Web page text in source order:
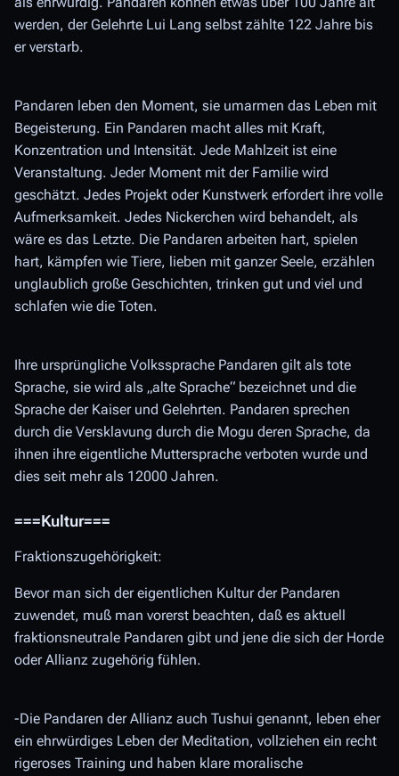
werden, der Gelehrte Lui Lang selbst zählte 122 Jahre bis
er verstarb.
Pandaren leben den Moment, sie umarmen das Leben mit
Begeisterung. Ein Pandaren macht alles mit Kraft,
Konzentration und Intensität. Jede Mahlzeit ist eine
Veranstaltung. Jeder Moment mit der Familie wird
geschätzt. Jedes Projekt oder Kunstwerk erfordert ihre volle
Aufmerksamkeit. Jedes Nickerchen wird behandelt, als
wäre es das Letzte. Die Pandaren arbeiten hart, spielen
hart, kämpfen wie Tiere, lieben mit ganzer Seele, erzählen
unglaublich große Geschichten, trinken gut und viel und
schlafen wie die Toten.
Ihre ursprüngliche Volkssprache Pandaren gilt als tote
Sprache, sie wird als „alte Sprache“ bezeichnet und die
Sprache der Kaiser und Gelehrten. Pandaren sprechen
durch die Versklavung durch die Mogu deren Sprache, da
ihnen ihre eigentliche Muttersprache verboten wurde und
dies seit mehr als 12000 Jahren.
===Kultur===
Fraktionszugehörigkeit:
Bevor man sich der eigentlichen Kultur der Pandaren
zuwendet, muß man vorerst beachten, daß es aktuell
fraktionsneutrale Pandaren gibt und jene die sich der Horde
oder Allianz zugehörig fühlen.
-Die Pandaren der Allianz auch Tushui genannt, leben eher
ein ehrwürdiges Leben der Meditation, vollziehen ein recht
rigeroses Training und haben klare moralische